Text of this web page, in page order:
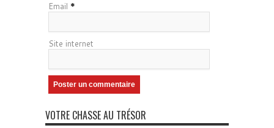
Email *
Site internet
VOTRE CHASSE AU TRÉSOR